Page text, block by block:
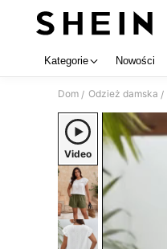
Kategorie Nowości
Dom / Odzież damska /
Video